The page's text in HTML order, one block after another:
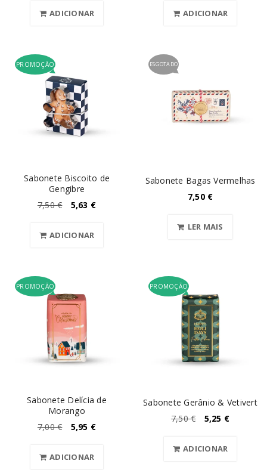
ADICIONAR ADICIONAR
PROMOÇÃO
Sabonete Biscoito de
Gengibre
7,50€ 5,63 €
ADICIONAR
ESGOTADO
Sabonete Bagas Vermelhas
7,50 €
LER MAIS
PROMOÇÃO
Sabonete Delícia de
Morango
7,00€ 5,95 €
ADICIONAR
PROMOÇÃO
Sabonete Gerânio & Vetivert
7,50€ 5,25 €
ADICIONAR